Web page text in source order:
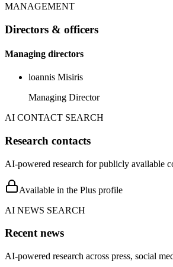
MANAGEMENT
Directors & officers
Managing directors
loannis Misiris
Managing Director
AI CONTACT SEARCH
Research contacts
AI-powered research for publicly available
Available in the Plus profile
AI NEWS SEARCH
Recent news
AI-powered research across press, social